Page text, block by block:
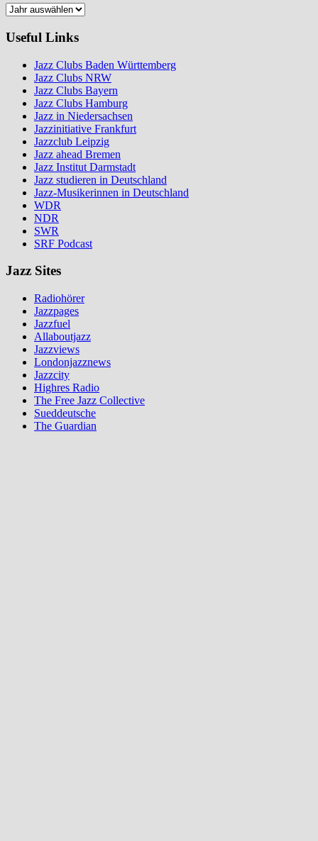
Useful Links
Jazz Clubs Baden Württemberg
Jazz Clubs NRW
Jazz Clubs Bayern
Jazz Clubs Hamburg
Jazz in Niedersachsen
Jazzinitiative Frankfurt
Jazzclub Leipzig
Jazz ahead Bremen
Jazz Institut Darmstadt
Jazz studieren in Deutschland
Jazz-Musikerinnen in Deutschland
WDR
NDR
SWR
SRF Podcast
Jazz Sites
Radiohörer
Jazzpages
Jazzfuel
Allaboutjazz
Jazzviews
Londonjazznews
Jazzcity
Highres Radio
The Free Jazz Collective
Sueddeutsche
The Guardian